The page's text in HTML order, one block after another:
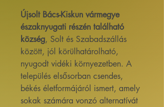
Újsolt Bács-Kiskun vármegye
északnyugati részén található
község, Solt és Szabadszállás
között, jól körülhatárolható,
nyugodt vidéki környezetben. A
település elsősorban csendes,
békés életformájáról ismert, amely
sokak számára vonzó alternatívát